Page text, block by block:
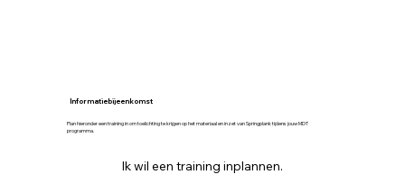
Informatiebijeenkomst
Plan hieronder een training in om toelichting te krijgen op het materiaal en inzet van Springplank tijdens jouw MDT
programma.
Ik wil een training inplannen.